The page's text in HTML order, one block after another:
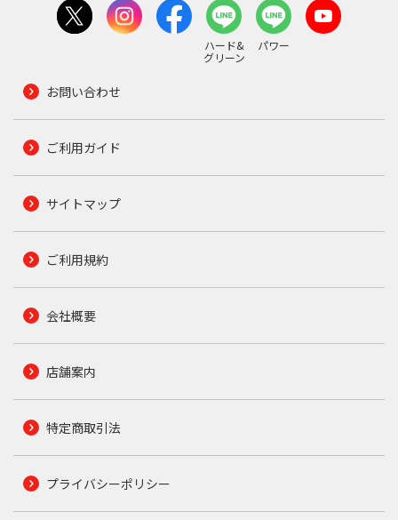
ハード&
グリーン
パワー
お問い合わせ
ご利用ガイド
サイトマップ
ご利用規約
会社概要
店舗案内
特定商取引法
プライバシーポリシー